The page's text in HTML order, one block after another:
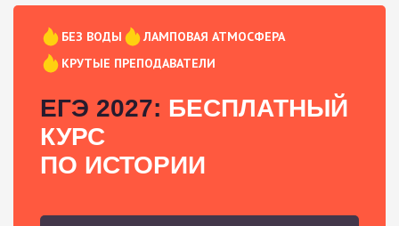
БЕЗ ВОДЫ
ЛАМПОВАЯ АТМОСФЕРА
КРУТЫЕ ПРЕПОДАВАТЕЛИ
ЕГЭ 2027: БЕСПЛАТНЫЙ
КУРС
ПО ИСТОРИИ